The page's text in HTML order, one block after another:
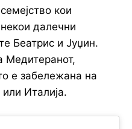
кои
далечни
Беатрис и Јуџин.
Медитеранот,
е забележана на
Италија.